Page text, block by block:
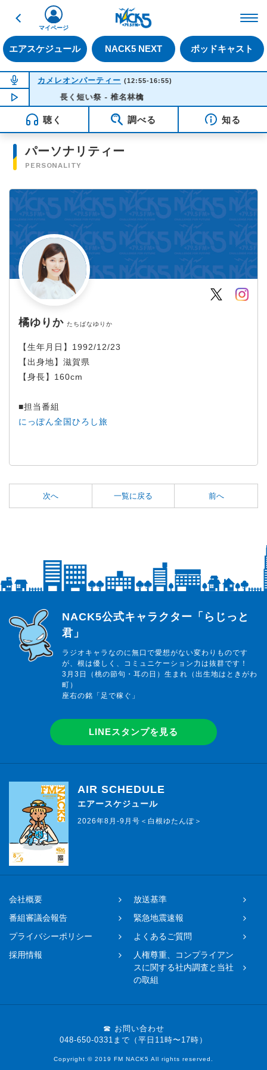
戻る
エアスケジュール NACK5 NEXT ポッドキャスト
マイページ
NOW ON AIR
カメレオンパーティー (12:55-16:55)
NOW PLAYING16:35
長く短い祭 - 椎名林檎
聴く 調べる 知る
パーソナリティー
PERSONALITY
Twitter
橘ゆりか たちばなゆりか
【生年月日】1992/12/23
【出身地】滋賀県
【身長】160cm
■担当番組
にっぽん全国ひろし旅
次へ 一覧に戻る 前へ
らじっと君
NACK5公式キャラクター「らじっと
君」
ラジオキャラなのに無口で愛想がない変わりものです
が、根は優しく、コミュニケーション力は抜群です！
3月3日（桃の節句・耳の日）生まれ（出生地はときがわ
町）
座右の銘「足で稼ぐ」
LINEスタンプを見る
AIR SCHEDULE
エアースケジュール
2026年8月-9月号＜白根ゆたんぽ＞
会社概要
放送基準
番組審議会報告
緊急地震速報
プライバシーポリシー
よくあるご質問
採用情報
人権尊重、コンプライアン
スに関する社内調査と当社
の取組
☎ お問い合わせ
048-650-0331まで（平日11時〜17時）
Copyright © 2019 FM NACK5 All rights reserved.